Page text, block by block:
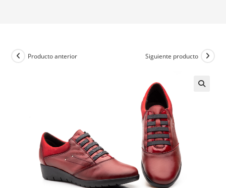
Producto anterior Siguiente producto